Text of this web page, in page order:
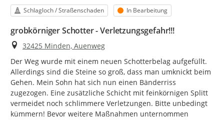
Kategorie
Schlagloch / Straßenschaden Status
In Bearbeitung
grobkörniger Schotter - Verletzungsgefahr!!!
Ort
32425 Minden, Auenweg
Der Weg wurde mit einem neuen Schotterbelag aufgefüllt.
Allerdings sind die Steine so groß, dass man umknickt beim
Gehen. Mein Sohn hat sich nun einen Bänderriss
zugezogen. Eine zusätzliche Schicht mit feinkörnigen Splitt
vermeidet noch schlimmere Verletzungen. Bitte unbedingt
kümmern! Bevor weitere Maßnahmen unternommen